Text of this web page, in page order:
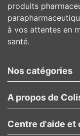
produits
à vos attentes en
santé.
Nos catégories
A propos de
Centre d'aide et